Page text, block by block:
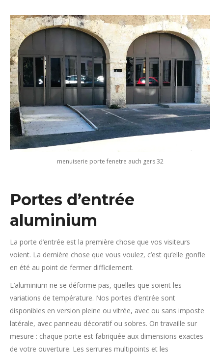
menuiserie porte fenetre auch gers 32
Portes d’entrée
aluminium
La porte d’entrée est la première chose que vos visiteurs
voient. La dernière chose que vous voulez, c’est qu’elle gonfle
en été au point de fermer difficilement.
L’aluminium ne se déforme pas, quelles que soient les
variations de température. Nos portes d’entrée sont
disponibles en version pleine ou vitrée, avec ou sans imposte
latérale, avec panneau décoratif ou sobres. On travaille sur
mesure : chaque porte est fabriquée aux dimensions exactes
de votre ouverture. Les serrures multipoints et les